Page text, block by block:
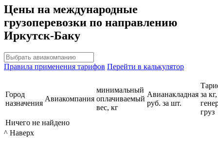
Цены на международные
грузоперевозки по направлению
Иркутск-Баку
Правила применения тарифов Перейти в калькулятор
Город
назначения
Авиакомпания
минимальный
оплачиваемый
вес, кг
Авианакладная
руб. за шт.
за кг,
груз
Ничего не найдено
^ Наверх